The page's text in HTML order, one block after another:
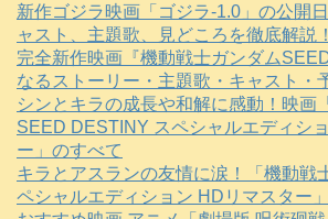
新作ゴジラ映画「ゴジラ-1.0」の公開
ャスト、主題歌、見どころを徹底解説！
完全新作映画『機動戦士ガンダム
なるストーリー・主題歌・キャスト・
シンとキラの成長や和解に感動！映画
SEED DESTINY スペシャルエディシ
ー」のすべて
キラとアスランの友情に涙！「機動戦
ペシャルエディション HDリマスター